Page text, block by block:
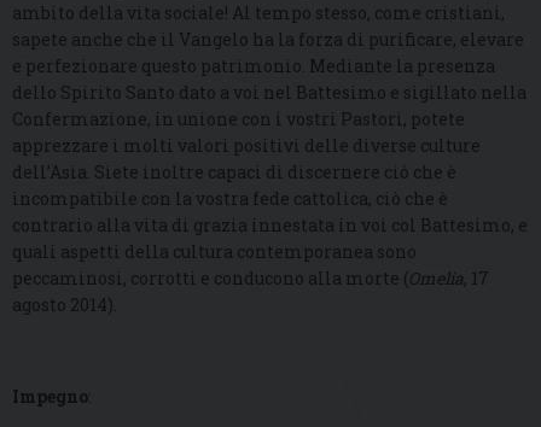
ambito della vita sociale! Al tempo stesso, come cristiani,
sapete anche che il Vangelo ha la forza di purificare, elevare
e perfezionare questo patrimonio. Mediante la presenza
dello Spirito Santo dato a voi nel Battesimo e sigillato nella
Confermazione, in unione con i vostri Pastori, potete
apprezzare i molti valori positivi delle diverse culture
dell’Asia. Siete inoltre capaci di discernere ciò che è
incompatibile con la vostra fede cattolica, ciò che è
contrario alla vita di grazia innestata in voi col Battesimo, e
quali aspetti della cultura contemporanea sono
peccaminosi, corrotti e conducono alla morte (Omelia, 17
agosto 2014).
Impegno: